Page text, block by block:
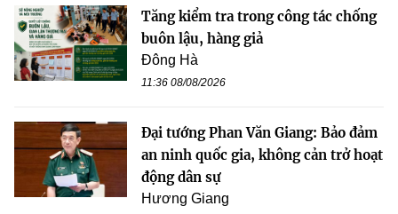
Tăng kiểm tra trong công tác chống
buôn lậu, hàng giả
Đông Hà
11:36 08/08/2026
Đại tướng Phan Văn Giang: Bảo đảm
an ninh quốc gia, không cản trở hoạt
động dân sự
Hương Giang